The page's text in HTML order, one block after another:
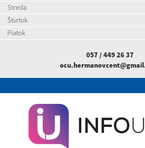
Streda
Štvrtok
Piatok
057 / 449 26 37